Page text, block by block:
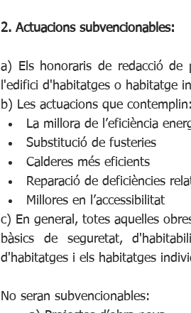
2. Actuacions subvencionables:
a) Els honoraris de redacció de
l'edifici d'habitatges o habitatge
b) Les actuacions que contemplin:
La millora de l’eficiència
Substitució de fusteries
Calderes més eficients
Reparació de deficiències
Millores en l’accessibilitat
c) En general, totes aquelles
bàsics de seguretat,
d'habitatges i els habitatges
No seran subvencionables: